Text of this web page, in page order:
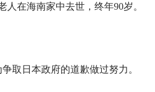
人在海南家中去世，终年90岁。
取日本政府的道歉做过努力。